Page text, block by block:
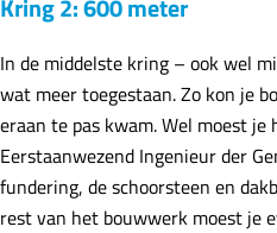
Kring 2: 600 meter
In de middelste kring – ook wel
wat meer toegestaan. Zo kon je
eraan te pas kwam. Wel moest je
Eerstaanwezend Ingenieur der
fundering, de schoorsteen en
rest van het bouwwerk moest je